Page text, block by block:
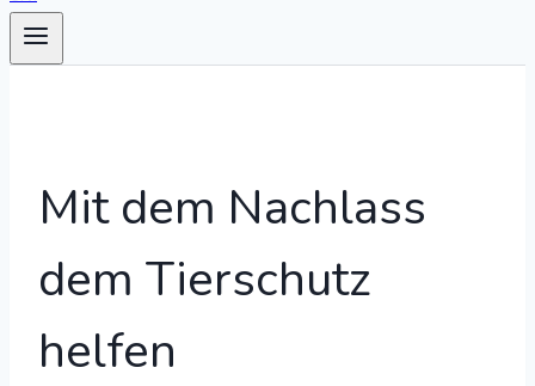
Mit dem Nachlass
dem Tierschutz
helfen